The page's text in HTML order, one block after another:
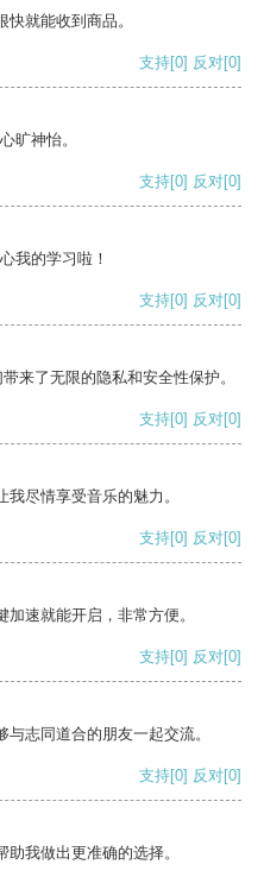
就能收到商品。
支持[0] 反对[0]
旷神怡。
支持[0] 反对[0]
我的学习啦！
支持[0] 反对[0]
来了无限的隐私和安全性保护。
支持[0] 反对[0]
尽情享受音乐的魅力。
支持[0] 反对[0]
速就能开启，非常方便。
支持[0] 反对[0]
志同道合的朋友一起交流。
支持[0] 反对[0]
我做出更准确的选择。